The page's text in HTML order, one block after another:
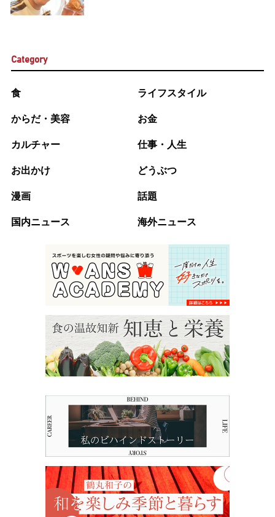
Category
食 ライフスタイル
からだ・美容 お金
カルチャー 仕事・人生
お出かけ どうぶつ
漫画 話題
国内ニュース 海外ニュース